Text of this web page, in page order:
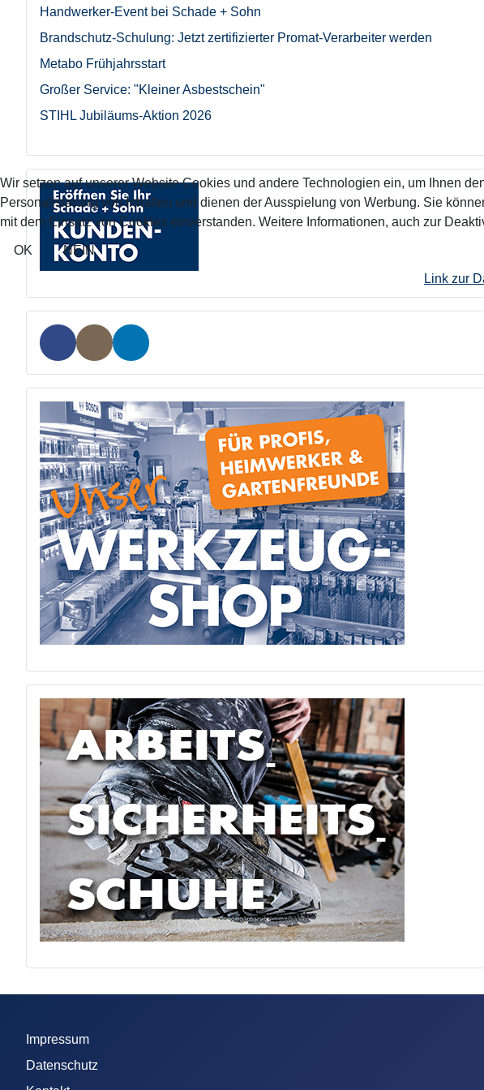
Handwerker-Event bei Schade + Sohn
Brandschutz-Schulung: Jetzt zertifizierter Promat-Verarbeiter werden
Metabo Frühjahrsstart
Großer Service: "Kleiner Asbestschein"
STIHL Jubiläums-Aktion 2026
Impressum
Datenschutz
Wir setzen auf unserer Website Cookies und andere Technologien ein, um Ihnen
Personalisierung von Inhalten und dienen der Ausspielung von Werbung. Sie
mit dem Einsatz von Cookies einverstanden. Weitere Informationen, auch zur
OK NEIN
Link zur